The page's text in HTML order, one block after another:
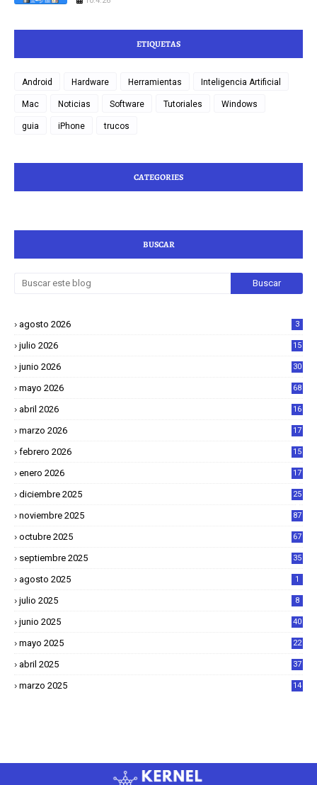
ETIQUETAS
Android Hardware Herramientas Inteligencia Artificial
Mac Noticias Software Tutoriales Windows
guia iPhone trucos
CATEGORIES
BUSCAR
agosto 2026 3
julio 2026 15
junio 2026 30
mayo 2026 68
abril 2026
16
marzo 2026
17
febrero 2026
15
enero 2026
17
diciembre 2025
25
noviembre 2025 87
octubre 2025 67
septiembre 2025 35
agosto 2025 1
julio 2025 8
junio 2025 40
mayo 2025
22
abril 2025
37
marzo 2025
14